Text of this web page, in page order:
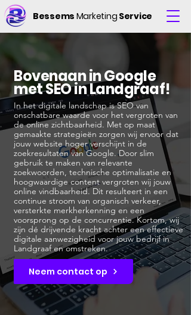
Bessems Marketing Service
Bovenaan in Google
met SEO in Landgraaf!
In het digitale landschap is SEO van
onschatbare waarde voor het vergroten van
de online zichtbaarheid. Met op maat
gemaakte strategieën zorgen wij ervoor dat
jouw website hoger verschijnt in de
zoekresultaten van Google. Door slim
gebruik te maken van relevante
zoekwoorden, technische optimalisatie en
hoogwaardige content vergroten wij jouw
online vindbaarheid. Dit resulteert in een
continue stroom van organisch verkeer,
versterkte merkherkenning en een
voorsprong op de concurrentie. Kortom, wij
zijn dé drijvende kracht achter een effectieve
digitale aanwezigheid voor jouw bedrijf in
Landgraaf en omstreken.
Neem contact op